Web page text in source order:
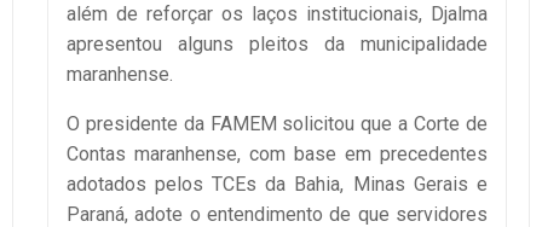
além de reforçar os laços institucionais, Djalma
apresentou alguns pleitos da municipalidade
maranhense.
O presidente da FAMEM solicitou que a Corte de
Contas maranhense, com base em precedentes
adotados pelos TCEs da Bahia, Minas Gerais e
Paraná, adote o entendimento de que servidores